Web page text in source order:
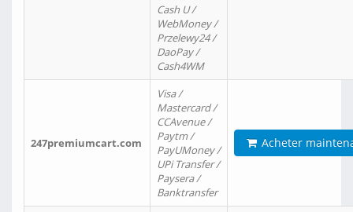
Cash U /
WebMoney /
Przelewy24 /
DaoPay /
Cash4WM
247premiumcart.com
Visa /
Mastercard /
CCAvenue /
Paytm /
PayUMoney /
UPi Transfer /
Paysera /
Banktransfer
Acheter